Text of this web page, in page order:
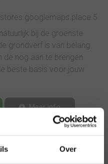
Over
bij de groenste
grondverf is van belang
de nog aan te brengen
beste basis voor jouw
Meer info
×